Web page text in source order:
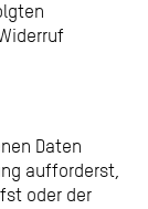
Daten
aufforderst,
oder der